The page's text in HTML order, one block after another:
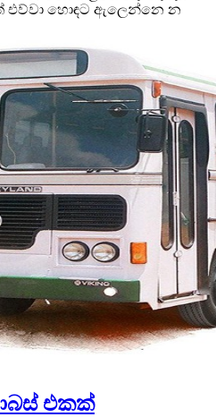
එව්වා හොඳට ඇලෙන්නෙ න
එකක්